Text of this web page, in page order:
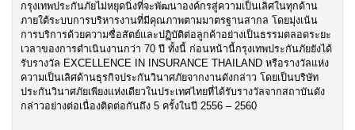
กรุงเทพประกันภัยไม่หยุดนิ่งที่จะพัฒนาองค์กรสู่ความเป็นเลิศในทุกด้าน
ภายใต้ระบบการบริหารงานที่มีคุณภาพตามมาตรฐานสากล โดยมุ่งเน้น
การบริการด้วยความซื่อสัตย์และปฏิบัติต่อลูกค้าอย่างเป็นธรรมตลอดระยะ
เวลาของการดำเนินงานกว่า 70 ปี ทั้งนี้ ก่อนหน้านี้กรุงเทพประกันภัยยังได้
รับรางวัล EXCELLENCE IN INSURANCE THAILAND หรือรางวัลแห่ง
ความเป็นเลิศด้านธุรกิจประกันวินาศภัยจากงานดังกล่าว โดยเป็นบริษัท
ประกันวินาศภัยเพียงแห่งเดียวในประเทศไทยที่ได้รับรางวัลจากสถาบันดัง
กล่าวอย่างต่อเนื่องติดต่อกันถึง 5 ครั้งในปี 2556 – 2560